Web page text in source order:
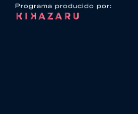
Programa producido por: